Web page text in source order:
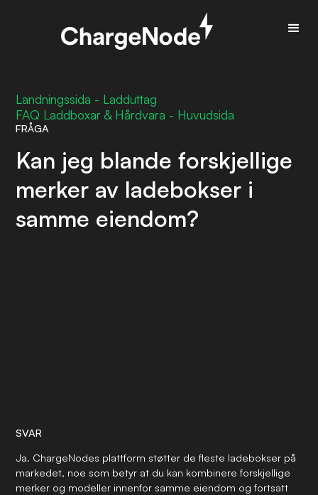
Landningssida - Ladduttag
FAQ Laddboxar & Hårdvara - Huvudsida
FRÅGA
Kan jeg blande forskjellige
merker av ladebokser i
samme eiendom?
SVAR
Ja. ChargeNodes plattform støtter de fleste ladebokser på
markedet, noe som betyr at du kan kombinere forskjellige
merker og modeller innenfor samme eiendom og fortsatt